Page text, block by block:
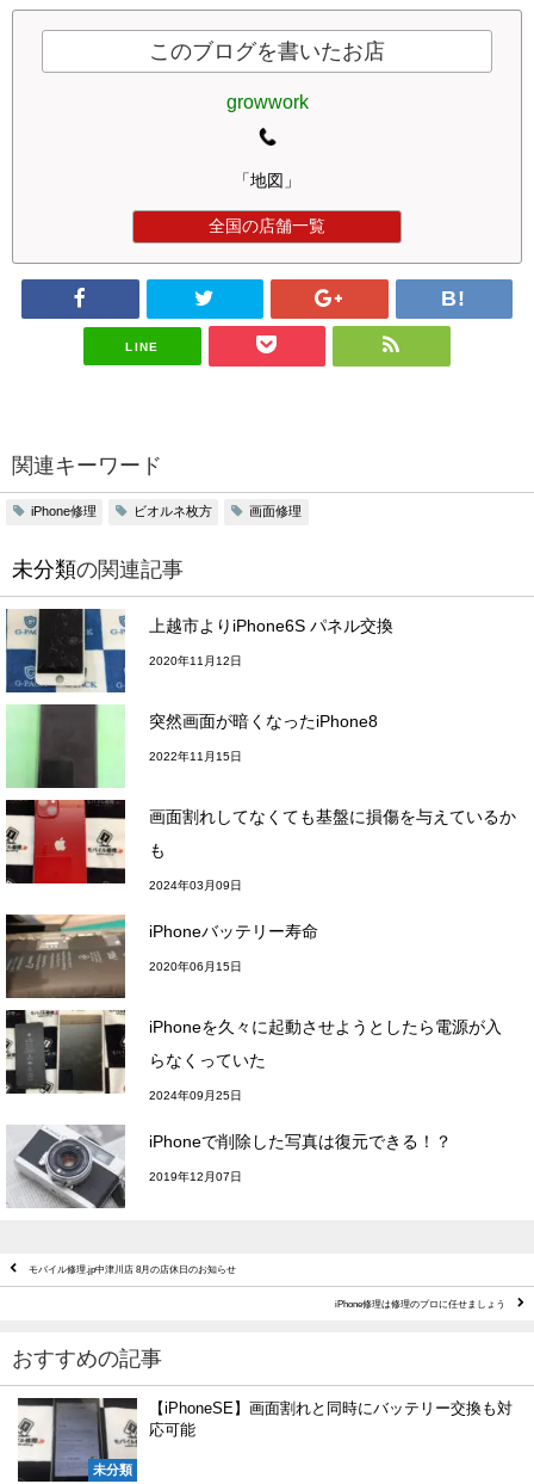
このブログを書いたお店
growwork
「地図」
全国の店舗一覧
LINE
関連キーワード
iPhone修理 ビオルネ枚方 画面修理
未分類の関連記事
上越市よりiPhone6S パネル交換
2020年11月12日
突然画面が暗くなったiPhone8
2022年11月15日
画面割れしてなくても基盤に損傷を与えているか
も
2024年03月09日
iPhoneバッテリー寿命
2020年06月15日
iPhoneを久々に起動させようとしたら電源が入
らなくっていた
2024年09月25日
iPhoneで削除した写真は復元できる！？
2019年12月07日
モバイル修理.jp中津川店 8月の店休日のお知らせ
iPhone修理は修理のプロに任せましょう
おすすめの記事
未分類
【iPhoneSE】画面割れと同時にバッテリー交換も対
応可能